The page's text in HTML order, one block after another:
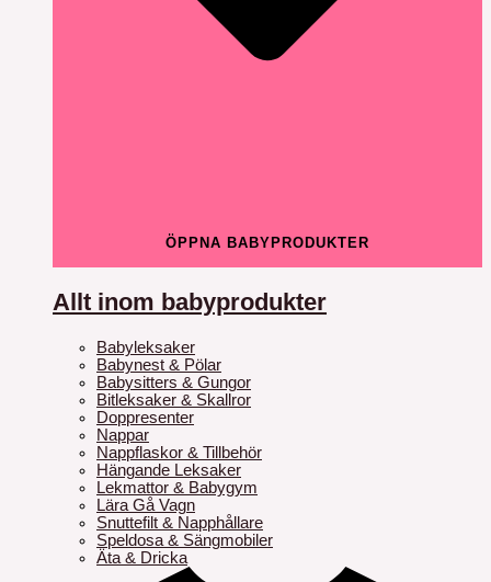
ÖPPNA BABYPRODUKTER
Allt inom babyprodukter
Babyleksaker
Babynest & Pölar
Babysitters & Gungor
Bitleksaker & Skallror
Doppresenter
Nappar
Nappflaskor & Tillbehör
Hängande Leksaker
Lekmattor & Babygym
Lära Gå Vagn
Snuttefilt & Napphållare
Speldosa & Sängmobiler
Äta & Dricka